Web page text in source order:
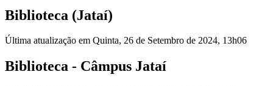
Biblioteca (Jataí)
Última atualização em Quinta, 26 de Setembro de 2024, 13h06
Biblioteca - Câmpus Jataí